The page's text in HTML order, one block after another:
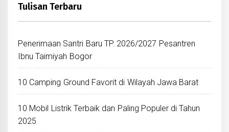
Tulisan Terbaru
Penerimaan Santri Baru TP. 2026/2027 Pesantren
Ibnu Taimiyah Bogor
10 Camping Ground Favorit di Wilayah Jawa Barat
10 Mobil Listrik Terbaik dan Paling Populer di Tahun
2025